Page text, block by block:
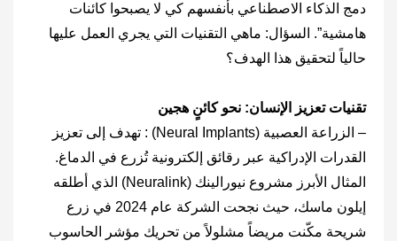
دمج الذكاء الاصطناعي بأنفسهم كي لا يصبحوا كائنات
هامشية”. السؤال: ماهي التقنيات التي يجري العمل عليها
حالياً لتحقيق هذا الهدف؟
تقنيات تعزيز الإنسان: نحو كائنٍ هجين
– الزراعة العصبية (‎Neural Implants‎) : تهدف إلى تعزيز
القدرات الإدراكية عبر رقائق إلكترونية تُزرع في الدماغ.
المثال الأبرز مشروع نيورالينك (‎Neuralink‎) الذي أطلقه
إيلون ماسك، حيث نجحت الشركة عام 2024 في زرع
شريحة مكّنت مريضاً مشلولاً من تحريك مؤشر الحاسوب